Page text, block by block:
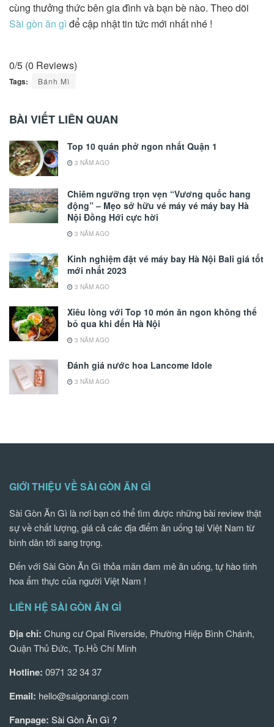
cùng thưởng thức bên gia đình và bạn bè nào. Theo dõi
Sài gòn ăn gì để cập nhật tin tức mới nhất nhé !
0/5 (0 Reviews)
Tags: Bánh Mì
BÀI VIẾT LIÊN QUAN
Top 10 quán phở ngon nhất Quận 1
3 NĂM AGO
Chiêm ngưỡng trọn vẹn “Vương quốc hang
động” – Mẹo sở hữu vé máy vé máy bay Hà
Nội Đồng Hới cực hời
3 NĂM AGO
Kinh nghiệm đặt vé máy bay Hà Nội Bali giá tốt
mới nhất 2023
3 NĂM AGO
Xiêu lòng với Top 10 món ăn ngon không thể
bỏ qua khi đến Hà Nội
3 NĂM AGO
Đánh giá nước hoa Lancome Idole
3 NĂM AGO
GIỚI THIỆU VỀ SÀI GÒN ĂN GÌ
Sài Gòn Ăn Gì là nơi bạn có thể tìm được những bài review thật
sự về chất lượng, giá cả các địa điểm ăn uống tại Việt Nam từ
bình dân tới sang trọng.
Đến với Sài Gòn Ăn Gì thỏa mãn đam mê ăn uống, tự hào tinh
hoa ẩm thực của người Việt Nam !
LIÊN HỆ SÀI GÒN ĂN GÌ
Địa chỉ: Chung cư Opal Riverside, Phường Hiệp Bình Chánh,
Quận Thủ Đức, Tp.Hồ Chí Minh
Hotline: 0971 32 34 37
Email: hello@saigonangi.com
Fanpage: Sài Gòn Ăn Gì ?